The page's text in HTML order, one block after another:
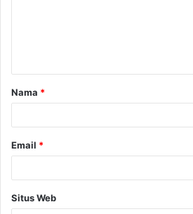
a
r
Nama *
Email *
Situs Web